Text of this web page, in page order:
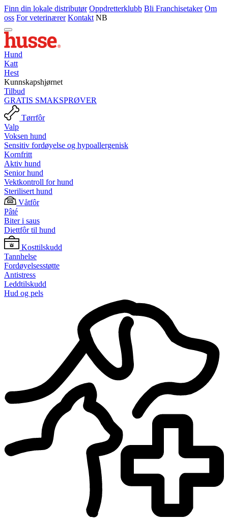
Finn din lokale distributør Oppdretterklubb Bli Franchisetaker Om
oss For veterinærer Kontakt NB
Hund
Katt
Hest
Kunnskapshjørnet
Tilbud
GRATIS SMAKSPRØVER
Tørrfôr
Valp
Voksen hund
Sensitiv fordøyelse og hypoallergenisk
Kornfritt
Aktiv hund
Senior hund
Vektkontroll for hund
Sterilisert hund
Våtfôr
Pâté
Biter i saus
Diettfôr til hund
Kosttilskudd
Tannhelse
Fordøyelsesstøtte
Antistress
Leddtilskudd
Hud og pels